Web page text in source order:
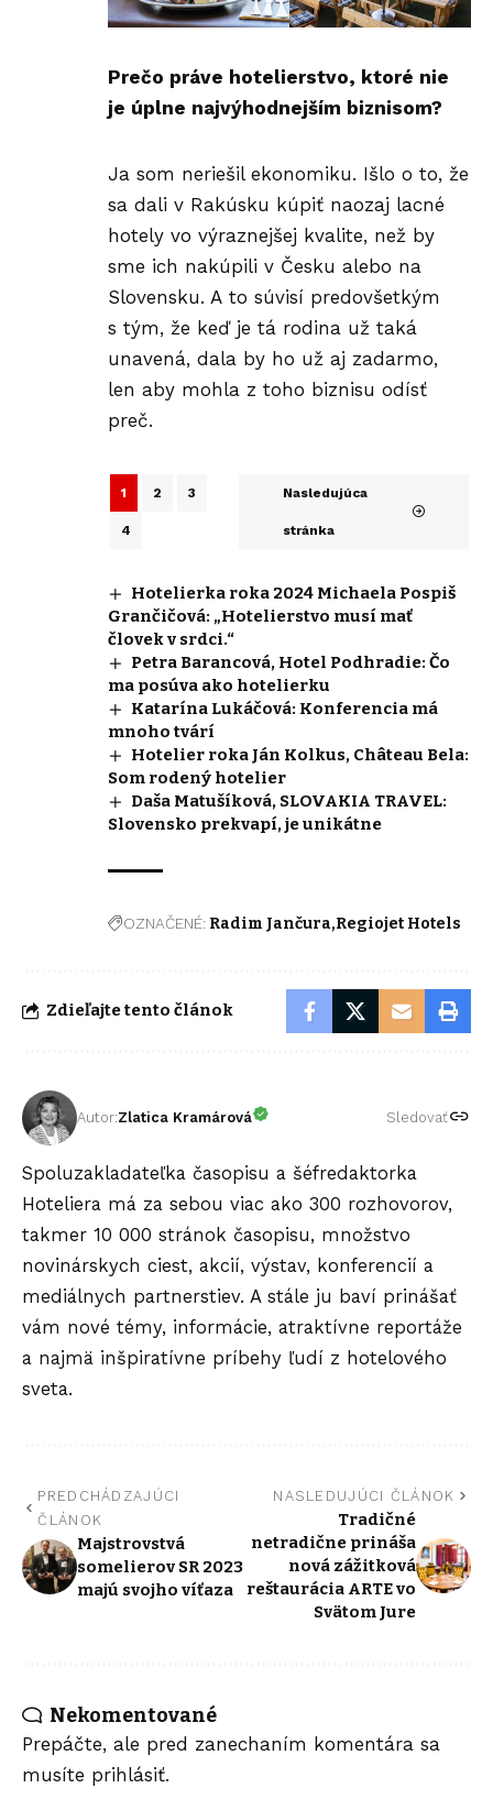
Prečo práve hotelierstvo, ktoré nie
je úplne najvýhodnejším biznisom?
Ja som neriešil ekonomiku. Išlo o to, že
sa dali v Rakúsku kúpiť naozaj lacné
hotely vo výraznejšej kvalite, než by
sme ich nakúpili v Česku alebo na
Slovensku. A to súvisí predovšetkým
s tým, že keď je tá rodina už taká
unavená, dala by ho už aj zadarmo,
len aby mohla z toho biznisu odísť
preč.
1 2 3
4
Nasledujúca
stránka
Hotelierka roka 2024 Michaela Pospiš
Grančičová: „Hotelierstvo musí mať
človek v srdci.“
Petra Barancová, Hotel Podhradie: Čo
ma posúva ako hotelierku
Katarína Lukáčová: Konferencia má
mnoho tvárí
Hotelier roka Ján Kolkus, Château Bela:
Som rodený hotelier
Daša Matušíková, SLOVAKIA TRAVEL:
Slovensko prekvapí, je unikátne
OZNAČENÉ: Radim Jančura Regiojet Hotels
Zdieľajte tento článok
Autor:Zlatica Kramárová Sledovať
Spoluzakladateľka časopisu a šéfredaktorka
Hoteliera má za sebou viac ako 300 rozhovorov,
takmer 10 000 stránok časopisu, množstvo
novinárskych ciest, akcií, výstav, konferencií a
mediálnych partnerstiev. A stále ju baví prinášať
vám nové témy, informácie, atraktívne reportáže
a najmä inšpiratívne príbehy ľudí z hotelového
sveta.
PREDCHÁDZAJÚCI
ČLÁNOK
Majstrovstvá
somelierov SR 2023
majú svojho víťaza
NASLEDUJÚCI ČLÁNOK
Tradičné
netradične prináša
nová zážitková
reštaurácia ARTE vo
Svätom Jure
Nekomentované
Prepáčte, ale pred zanechaním komentára sa
musíte prihlásiť.